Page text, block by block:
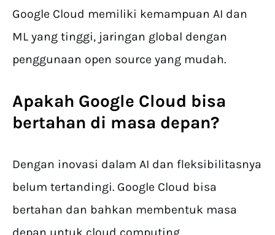
Google Cloud memiliki kemampuan AI dan
ML yang tinggi, jaringan global dengan
penggunaan open source yang mudah.
Apakah Google Cloud bisa
bertahan di masa depan?
Dengan inovasi dalam AI dan fleksibilitasnya
belum tertandingi. Google Cloud bisa
bertahan dan bahkan membentuk masa
depan untuk cloud computing.